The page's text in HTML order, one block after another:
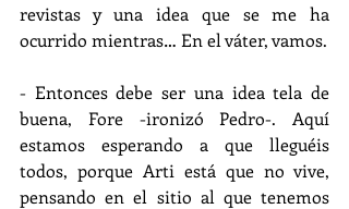
revistas y una idea que se me ha
ocurrido mientras… En el váter, vamos.
- Entonces debe ser una idea tela de
buena, Fore -ironizó Pedro-. Aquí
estamos esperando a que lleguéis
todos, porque Arti está que no vive,
pensando en el sitio al que tenemos